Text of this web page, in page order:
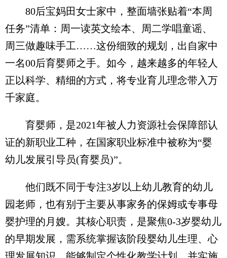
80后宝妈田女士家中，整面墙张贴着“本周
任务”清单：周一读英文绘本、周二学唱童谣、
周三做趣味手工……这份细致的规划，出自家中
一名00后育婴师之手。如今，越来越多的年轻人
正以科学、精细的方式，将专业育儿理念带入万
千家庭。
育婴师，是2021年被人力资源社会保障部认
证的新职业工种，在国家职业标准中被称为“婴
幼儿发展引导员(育婴员)”。
他们既不同于专注3岁以上幼儿教育的幼儿
园老师，也有别于主要从事家务的保姆或专事母
婴护理的月嫂。其核心职责，是聚焦0-3岁婴幼儿
的早期发展，需系统掌握该阶段婴幼儿生理、心